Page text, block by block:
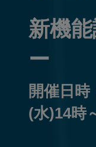
新機
ー
開催日時
(水)14時